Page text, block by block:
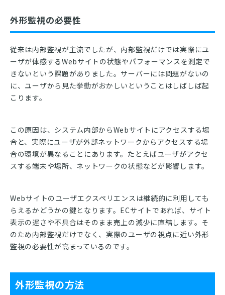
外形監視の必要性
従来は内部監視が主流でしたが、内部監視だけでは実際にユ
ーザが体感するWebサイトの状態やパフォーマンスを測定で
きないという課題がありました。サーバーには問題がないの
に、ユーザから見た挙動がおかしいということはしばしば起
こります。
この原因は、システム内部からWebサイトにアクセスする場
合と、実際にユーザが外部ネットワークからアクセスする場
合の環境が異なることにあります。たとえばユーザがアクセ
スする端末や場所、ネットワークの状態などが影響します。
Webサイトのユーザエクスペリエンスは継続的に利用しても
らえるかどうかの鍵となります。ECサイトであれば、サイト
表示の遅さや不具合はそのまま売上の減少に直結します。そ
のため内部監視だけでなく、実際のユーザの視点に近い外形
監視の必要性が高まっているのです。
外形監視の方法